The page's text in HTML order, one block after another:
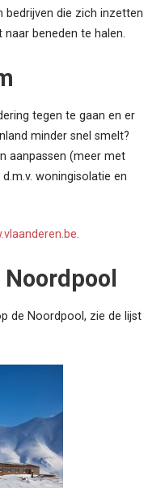
bedrijven die zich inzetten
beneden te halen.
tegen te gaan en er
minder snel smelt?
aanpassen (meer met
woningisolatie en
.
de Noordpool, zie de lijst